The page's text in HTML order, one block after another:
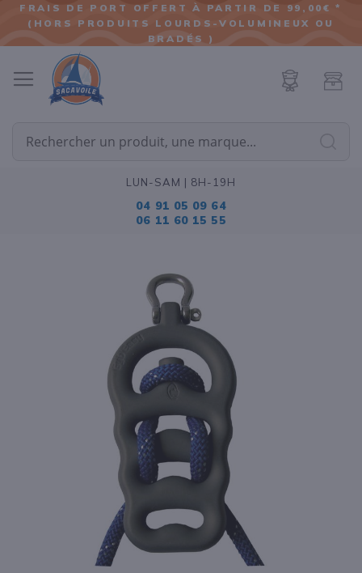
ALLER
AU
FRAIS DE PORT OFFERT À PARTIR DE 99,00€ *
(HORS PRODUITS LOURDS-VOLUMINEUX OU
BRADÉS )
LUN-SAM | 8H-19H
04 91 05 09 64
06 11 60 15 55